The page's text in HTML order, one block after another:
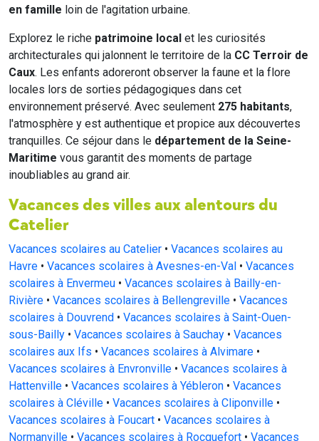
en famille loin de l'agitation urbaine.
Explorez le riche patrimoine local et les curiosités
architecturales qui jalonnent le territoire de la CC Terroir de
Caux. Les enfants adoreront observer la faune et la flore
locales lors de sorties pédagogiques dans cet
environnement préservé. Avec seulement 275 habitants,
l'atmosphère y est authentique et propice aux découvertes
tranquilles. Ce séjour dans le département de la Seine-
Maritime vous garantit des moments de partage
inoubliables au grand air.
Vacances des villes aux alentours du
Catelier
Vacances scolaires au Catelier • Vacances scolaires au
Havre • Vacances scolaires à Avesnes-en-Val • Vacances
scolaires à Envermeu • Vacances scolaires à Bailly-en-
Rivière • Vacances scolaires à Bellengreville • Vacances
scolaires à Douvrend • Vacances scolaires à Saint-Ouen-
sous-Bailly • Vacances scolaires à Sauchay • Vacances
scolaires aux Ifs • Vacances scolaires à Alvimare •
Vacances scolaires à Envronville • Vacances scolaires à
Hattenville • Vacances scolaires à Yébleron • Vacances
scolaires à Cléville • Vacances scolaires à Cliponville •
Vacances scolaires à Foucart • Vacances scolaires à
Normanville • Vacances scolaires à Rocquefort • Vacances